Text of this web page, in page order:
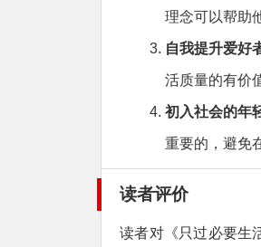
理念可以帮助
自我提升爱好
活质量的有价
初入社会的年
重要的，避免
读者评价
读者对《只过必要生